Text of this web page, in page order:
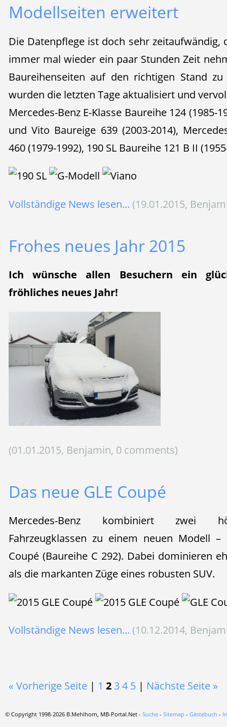
Modellseiten erweitert
Die Datenpflege ist doch sehr zeitaufwändig,
immer mal wieder ein paar Stunden Zeit
Baureihenseiten auf den richtigen Stand
wurden die letzten Tage aktualisiert und
Mercedes-Benz E-Klasse Baureihe 124 (1985-
und Vito Baureige 639 (2003-2014),
460 (1979-1992), 190 SL Baureihe 121 B II
Vollständige News lesen... (19.01.2015,
Frohes neues Jahr 2015
Ich wünsche allen Besuchern ein
fröhliches neues Jahr!
(01.01.2015, Benjamin, 0 comments)
Das neue GLE Coupé
Mercedes-Benz kombiniert zwei
Fahrzeugklassen zu einem neuen Modell –
Coupé (Baureihe C 292). Dabei dominieren
als die markanten Züge eines robusten SUV.
Vollständige News lesen... (10.12.2014,
« Vorherige Seite| 1 2 34 5| Nächste Seite »
© Copyright 1998-2026 B.Mehlhorn, MB-Portal.Net - Suche - Sitemap - Gästebuch -